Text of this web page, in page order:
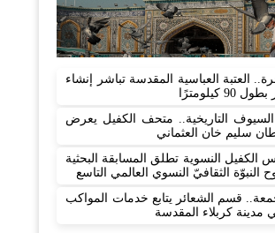
العتبة العباسية المقدسة تباشر إنشاء
كيلومترًا
التاريخية.. متحف الكفيل يعرض
سليم خان العثماني
الكفيل النسوية تطلق المسابقة البحثية
النبوّة الثقافيّ النسوي العالمي التاسع
قسم الشعائر يتابع خدمات المواكب
مدينة كربلاء المقدسة